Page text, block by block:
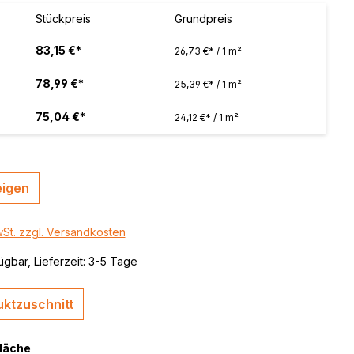
/ colorStückpreis Grundpreis
83,15 €* 26,73 €* / 1 m²
78,99 €* 25,39 €* / 1 m²
75,04 €* 24,12 €* / 1 m²
zzgl. Versandkosten
Lieferzeit: 3-5 Tage